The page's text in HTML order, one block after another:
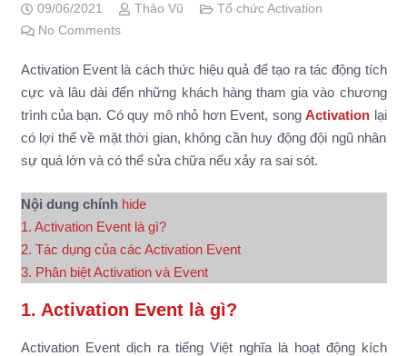
09/06/2021 Thảo Vũ
Tổ chức Activation
No Comments
Activation Event là cách thức hiệu quả để tạo ra tác động tích
cực và lâu dài đến những khách hàng tham gia vào chương
trình của bạn. Có quy mô nhỏ hơn Event, songActivation lại
có lợi thế về mặt thời gian, không cần huy động đội ngũ nhân
sự quá lớn và có thể sửa chữa nếu xảy ra sai sót.
Nội dung chính hide
1. Activation Event là gì?
2. Tác dụng của các Activation Event
3. Phân biệt Activation và Event
1. Activation Event là gì?
Activation Event dịch ra tiếng Việt nghĩa là hoạt động kích